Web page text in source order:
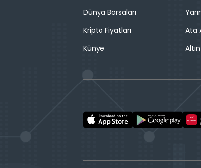
Dünya Borsaları
Kripto Fiyatları
Künye
Ata